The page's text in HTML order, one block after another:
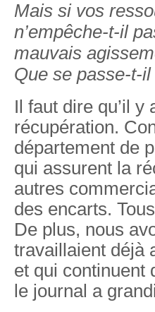
Mais si vos
n’empêche-t-il
mauvais
Que se passe-t-
Il faut dire qu’il y
récupération.
département de
qui assurent la
autres
des encarts.
De plus, nous
travaillaient déjà
et qui continuent
le journal a